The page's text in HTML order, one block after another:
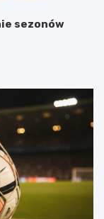
sezonów